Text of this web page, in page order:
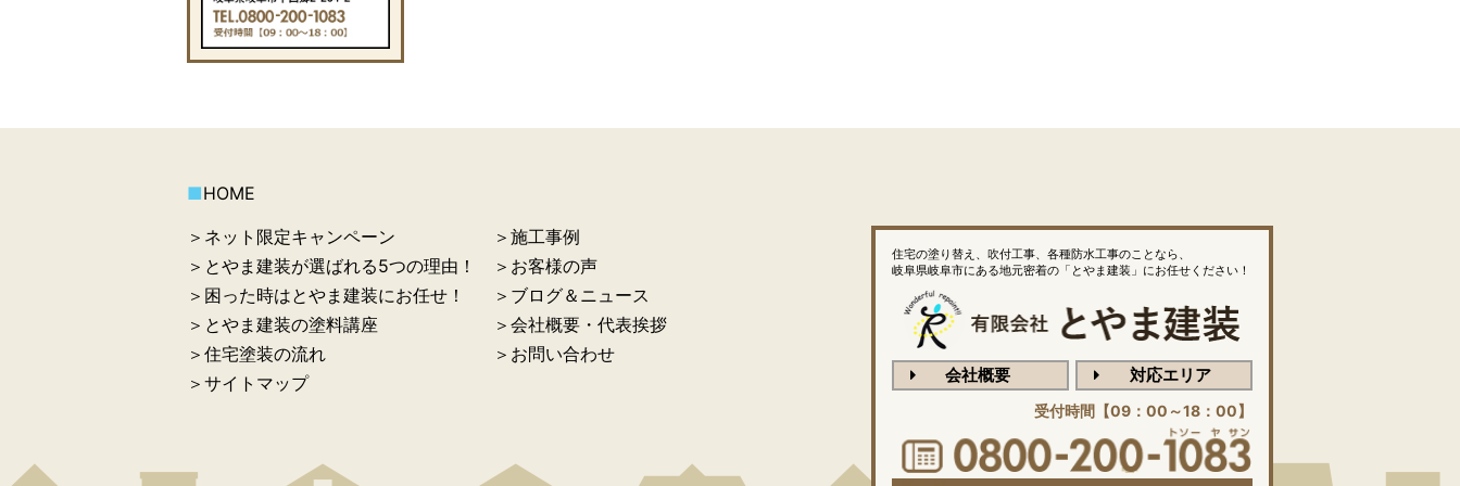
■HOME
＞ネット限定キャンペーン
＞とやま建装が選ばれる5つの理由！
＞困った時はとやま建装にお任せ！
＞とやま建装の塗料講座
＞住宅塗装の流れ
＞サイトマップ
＞施工事例
＞お客様の声
＞ブログ＆ニュース
＞会社概要・代表挨拶
＞お問い合わせ
住宅の塗り替え、吹付工事、各種防水工事のことなら、
岐阜県岐阜市にある地元密着の「とやま建装」にお任せください！
会社概要 対応エリア
受付時間【09：00～18：00】